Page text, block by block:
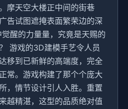
摩天空大楼正中间的街巷
告试图遮掩表面繁荣边的深
醒的力量量，究竟是天赐的
游戏的3D建模手艺令人员
移到已新鲜的高端度，完全
常。游戏构建了那个个庞大
，情节设计引人入胜。重置
越精湛，这型的品质绝对值